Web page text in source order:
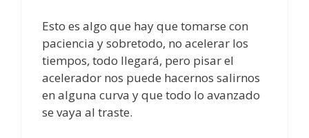
Esto es algo que hay que tomarse con
paciencia y sobretodo, no acelerar los
tiempos, todo llegará, pero pisar el
acelerador nos puede hacernos salirnos
en alguna curva y que todo lo avanzado
se vaya al traste.